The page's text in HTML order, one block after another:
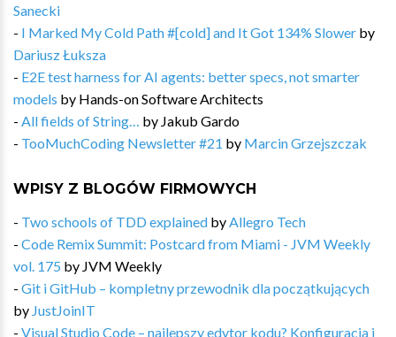
Sanecki
- I Marked My Cold Path #[cold] and It Got 134% Slower by
Dariusz Łuksza
- E2E test harness for AI agents: better specs, not smarter
models by Hands-on Software Architects
- All fields of String… by Jakub Gardo
- TooMuchCoding Newsletter #21 by Marcin Grzejszczak
WPISY Z BLOGÓW FIRMOWYCH
- Two schools of TDD explained by Allegro Tech
- Code Remix Summit: Postcard from Miami - JVM Weekly
vol. 175 by JVM Weekly
- Git i GitHub – kompletny przewodnik dla początkujących
by JustJoinIT
- Visual Studio Code – najlepszy edytor kodu? Konfiguracja i